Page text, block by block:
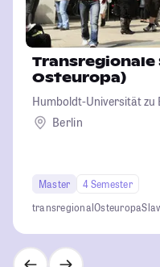
Osteuropa)
Humboldt-Universität zu
Berlin
Master
4 Semester
transregionalOsteuropa